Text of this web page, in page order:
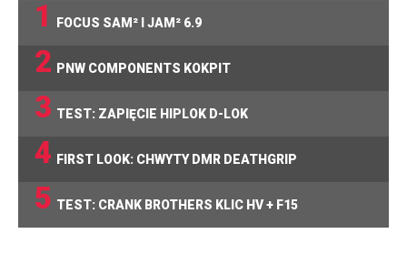
1
FOCUS SAM² I JAM² 6.9
2 PNW COMPONENTS KOKPIT
3 TEST: ZAPIĘCIE HIPLOK D-LOK
4 FIRST LOOK: CHWYTY DMR DEATHGRIP
5 TEST: CRANK BROTHERS KLIC HV + F15